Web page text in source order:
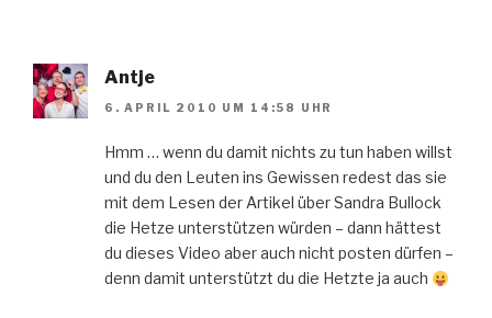
Antje
6. APRIL 2010 UM 14:58 UHR
Hmm … wenn du damit nichts zu tun haben willst
und du den Leuten ins Gewissen redest das sie
mit dem Lesen der Artikel über Sandra Bullock
die Hetze unterstützen würden – dann hättest
du dieses Video aber auch nicht posten dürfen –
denn damit unterstützt du die Hetzte ja auch